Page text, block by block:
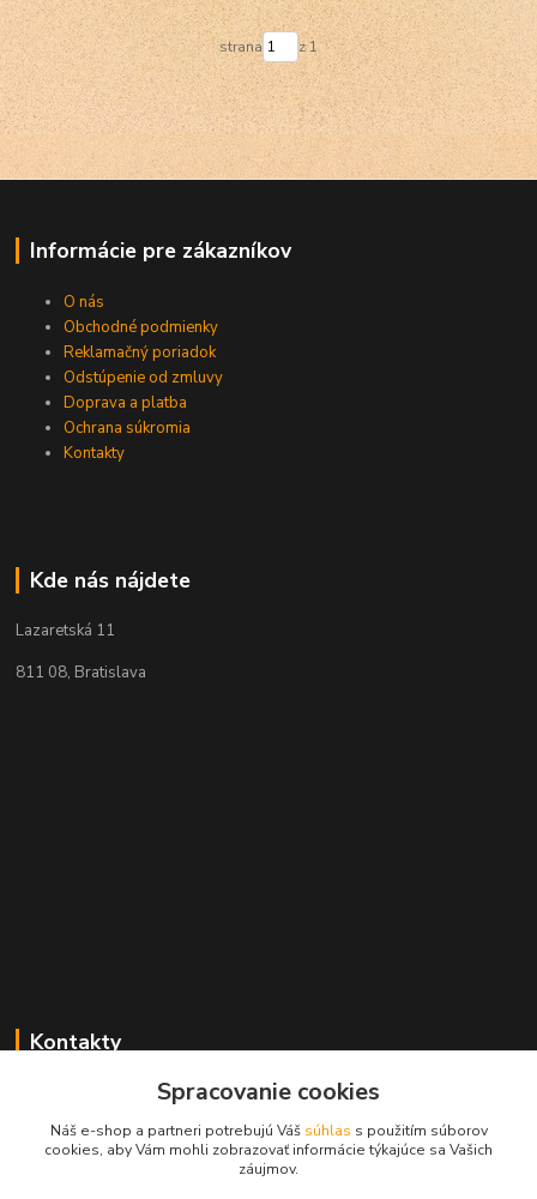
strana z 1
Informácie pre zákazníkov
O nás
Obchodné podmienky
Reklamačný poriadok
Odstúpenie od zmluvy
Doprava a platba
Ochrana súkromia
Kontakty
Kde nás nájdete
Lazaretská 11
811 08, Bratislava
Kontakty
+421 2 529 67 411
(Po - Pia: 10:00 - 17:30)
Spracovanie cookies
Náš e-shop a partneri potrebujú Váš súhlas s použitím súborov
cookies, aby Vám mohli zobrazovať informácie týkajúce sa Vašich
záujmov.